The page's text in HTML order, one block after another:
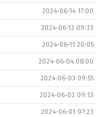
2024-06-14 17:00
2024-06-12 09:33
2024-06-11 20:05
2024-06-04 08:00
2024-06-03 09:55
2024-06-02 09:13
2024-06-01 07:23